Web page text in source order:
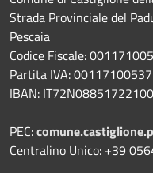
Strada Provinciale del
Pescaia
Codice Fiscale:
Partita IVA: 00117100537
IBAN:
PEC:
Centralino Unico: +39